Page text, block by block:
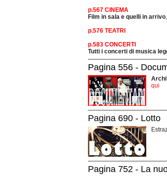
p.567 CINEMA
Film in sala e quelli in arrivo
p.576 TEATRI
p.583 CONCERTI
Tutti i concerti di musica
Pagina 556 -
qui
Pagina 690 - Lotto
Pagina 752 - La